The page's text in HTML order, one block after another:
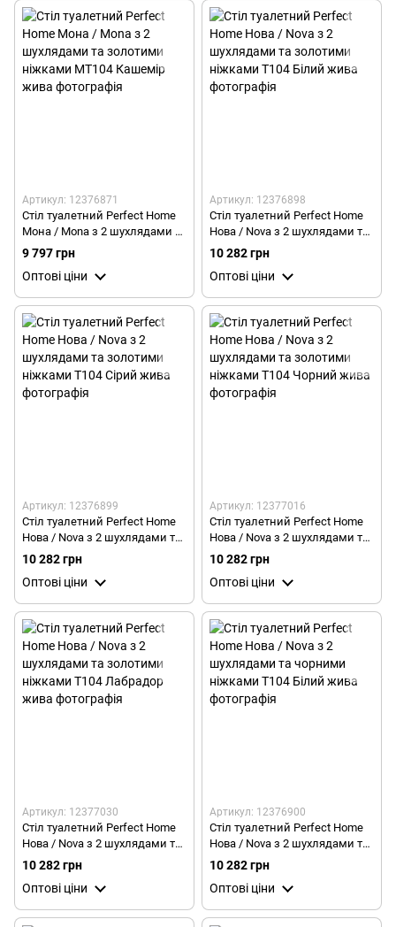
Артикул: 12376871
Стіл туалетний Perfect Home
Мона / Mona з 2 шухлядами та
золотими ніжками MT104
Кашемір
9 797 грн
Оптові ціни
Артикул: 12376898
Стіл туалетний Perfect Home
Нова / Nova з 2 шухлядами та
золотими ніжками T104
10 282 грн
Оптові ціни
Артикул: 12376899
Стіл туалетний Perfect Home
Нова / Nova з 2 шухлядами та
золотими ніжками T104 Сірий
10 282 грн
Оптові ціни
Артикул: 12377016
Стіл туалетний Perfect Home
Нова / Nova з 2 шухлядами та
золотими ніжками T104
10 282 грн
Оптові ціни
Артикул: 12377030
Стіл туалетний Perfect Home
Нова / Nova з 2 шухлядами та
золотими ніжками T104
Лабрадор
10 282 грн
Оптові ціни
Артикул: 12376900
Стіл туалетний Perfect Home
Нова / Nova з 2 шухлядами та
чорними ніжками T104 Білий
10 282 грн
Оптові ціни